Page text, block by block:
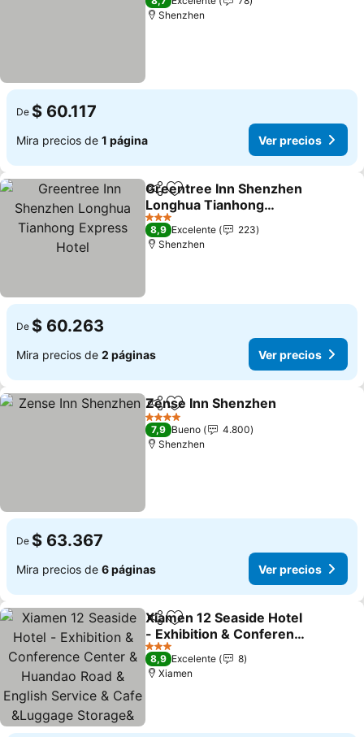
Shenzhen
De $ 60.117
Mira precios de 1 página Ver precios
CompartirAgregar a favoritos
Greentree Inn Shenzhen
Longhua Tianhong
Express Hotel
Ver precios
3 Estrellas
8,9 Excelente
223
Shenzhen
De $ 60.263
Mira precios de 2 páginas Ver precios
CompartirAgregar a favoritos
Zense Inn Shenzhen
4 Estrellas
7,9 Bueno
4.800
Shenzhen
De $ 63.367
Mira precios de 6 páginas Ver precios
CompartirAgregar a favoritos
Xiamen 12 Seaside Hotel
- Exhibition & Conference
Center & Huandao Road &
English Service & Cafe
&Luggage Storage&
Ver precios
3 Estrellas
8,9 Excelente
8
Xiamen